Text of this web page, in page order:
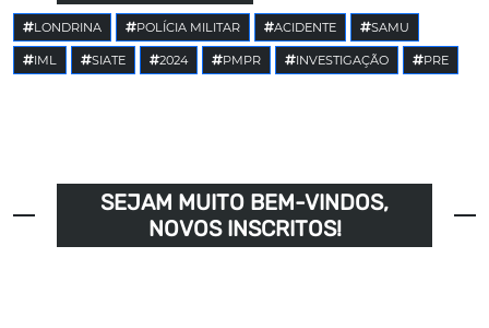
LONDRINA POLÍCIA MILITAR ACIDENTE SAMU
IML SIATE 2024 PMPR INVESTIGAÇÃO PRE
SEJAM MUITO BEM-VINDOS,
NOVOS INSCRITOS!